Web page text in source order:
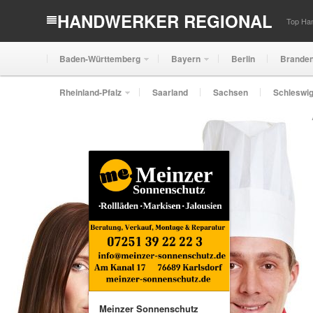
HANDWERKER REGIONAL Top
Baden-Württemberg Bayern Berlin
Rheinland-Pfalz Saarland Sachsen
Meinzer Sonnenschutz